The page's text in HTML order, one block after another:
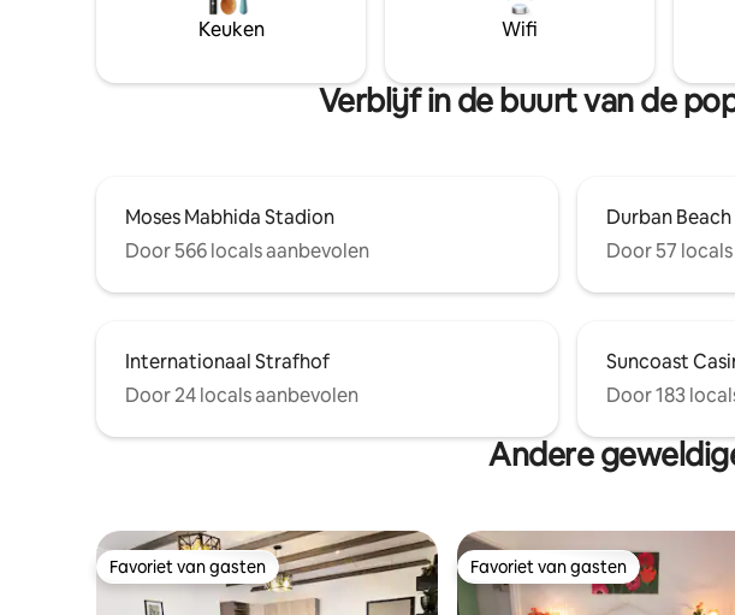
Tweede slaapkamer heeft een
werkstation dat geschikt is om vanuit
bent van harte welkom om te
en deel te nemen aan een
Keuken Wifi
Verblijf in de buurt van de
Moses Mabhida Stadion
Door 566 locals aanbevolen
Durban
Door 57
Internationaal Strafhof
Door 24 locals aanbevolen
Suncoast
Door 183
Andere
Favoriet van gasten
Favoriet van gasten Favoriet van gasten
Favoriet van gasten